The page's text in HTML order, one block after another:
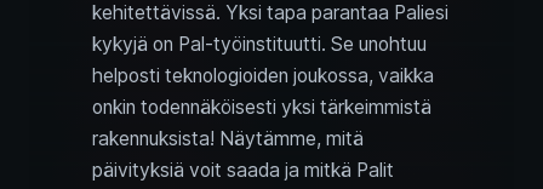
kehitettävissä. Yksi tapa parantaa Paliesi
kykyjä on Pal-työinstituutti. Se unohtuu
helposti teknologioiden joukossa, vaikka
onkin todennäköisesti yksi tärkeimmistä
rakennuksista! Näytämme, mitä
päivityksiä voit saada ja mitkä Palit